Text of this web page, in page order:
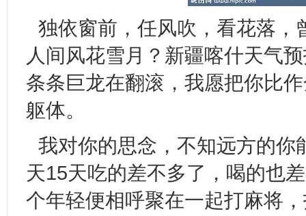
独依窗前，任风吹，看花落，
人间风花雪月？新疆喀什天气
条条巨龙在翻滚，我愿把你比
躯体。
我对你的思念，不知远方的你
天15天吃的差不多了，喝的也
个年轻便相呼聚在一起打麻将